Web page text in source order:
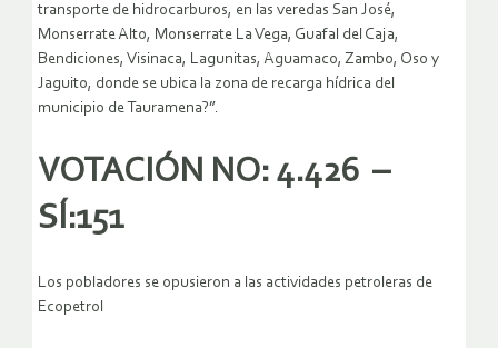
transporte de hidrocarburos, en las veredas San José,
Monserrate Alto, Monserrate La Vega, Guafal del Caja,
Bendiciones, Visinaca, Lagunitas, Aguamaco, Zambo, Oso y
Jaguito, donde se ubica la zona de recarga hídrica del
municipio de Tauramena?”.
VOTACIÓN NO: 4.426 –
SÍ:151
Los pobladores se opusieron a las actividades petroleras de
Ecopetrol